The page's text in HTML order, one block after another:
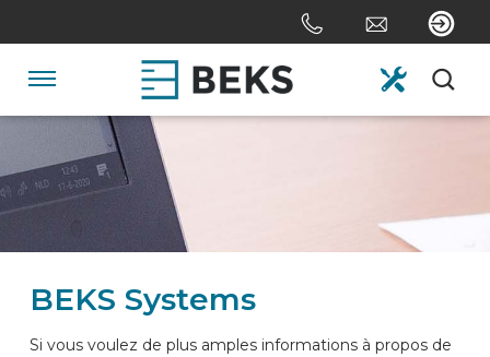
au
the
navigation
SYSTÈMES
BEKS Systems
Si vous voulez de plus amples informations à propos de